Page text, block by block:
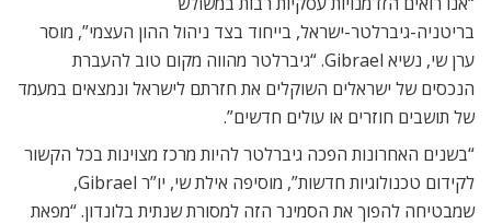
בריטניה-גיברלטר-ישראל, בייחוד בצד ניהול ההון העצמי”, מוסר
ערן שי, נשיא Gibrael. “גיברלטר מהווה מקום טוב להעברת
הנכסים של ישראלים השוקלים את חזרתם לישראל ונמצאים במעמד
של תושבים חוזרים או עולים חדשים”.
“בשנים האחרונות הפכה גיברלטר להיות מרכז מצוינות בכל הקשור
לקידום טכנולוגיות חדשות”, מוסיפה אילת שי, יו”ר Gibrael,
שמבטיחה להפוך את הסמינר הזה למסורת שנתית בלונדון. “מפאת